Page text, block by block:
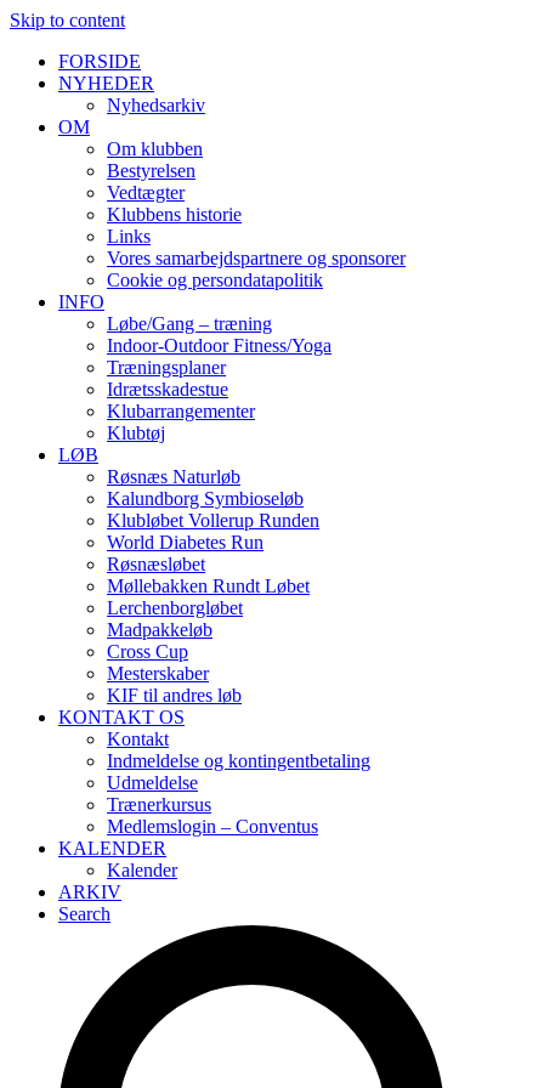
Skip to content
FORSIDE
NYHEDER
Nyhedsarkiv
OM
Om klubben
Bestyrelsen
Vedtægter
Klubbens historie
Links
Vores samarbejdspartnere og sponsorer
Cookie og persondatapolitik
INFO
Løbe/Gang – træning
Indoor-Outdoor Fitness/Yoga
Træningsplaner
Idrætsskadestue
Klubarrangementer
Klubtøj
LØB
Røsnæs Naturløb
Kalundborg Symbioseløb
Klubløbet Vollerup Runden
World Diabetes Run
Røsnæsløbet
Møllebakken Rundt Løbet
Lerchenborgløbet
Madpakkeløb
Cross Cup
Mesterskaber
KIF til andres løb
KONTAKT OS
Kontakt
Indmeldelse og kontingentbetaling
Udmeldelse
Trænerkursus
Medlemslogin – Conventus
KALENDER
Kalender
ARKIV
Search